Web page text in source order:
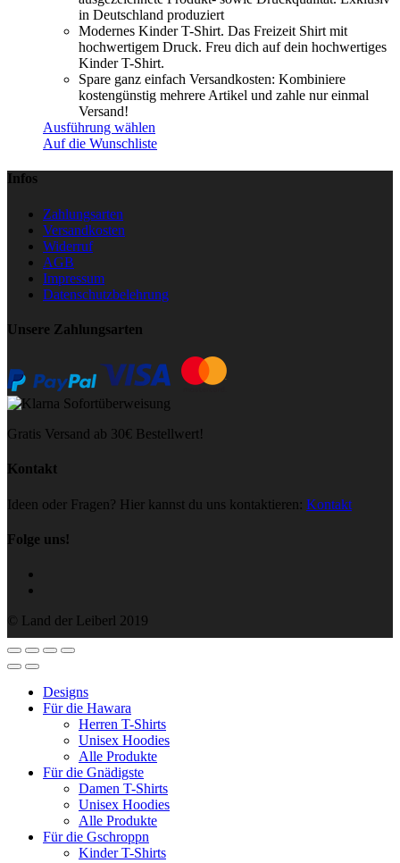
in Deutschland produziert
Modernes Kinder T-Shirt. Das Freizeit Shirt mit
hochwertigem Druck. Freu dich auf dein hochwertiges
Kinder T-Shirt.
Spare ganz einfach Versandkosten: Kombiniere
kostengünstig mehrere Artikel und zahle nur einmal
Versand!
Ausführung wählen
Auf die Wunschliste
Infos
Zahlungsarten
Versandkosten
Widerruf
AGB
Impressum
Datenschutzbelehrung
Unsere Zahlungsarten
Gratis Versand ab 30€ Bestellwert!
Kontakt
Ideen oder Fragen? Hier kannst du uns kontaktieren: Kontakt
Folge uns!
© Land der Leiberl 2019
Designs
Für die Hawara
Herren T-Shirts
Unisex Hoodies
Alle Produkte
Für die Gnädigste
Damen T-Shirts
Unisex Hoodies
Alle Produkte
Für die Gschroppn
Kinder T-Shirts